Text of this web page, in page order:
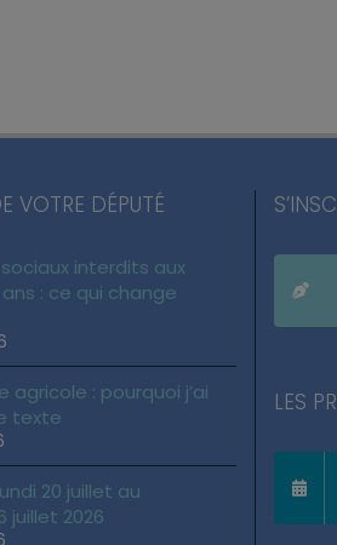
VOTRE DÉPUTÉ
interdits aux
: ce qui change
agricole : pourquoi j’ai
texte
20 juillet au
juillet 2026
LES